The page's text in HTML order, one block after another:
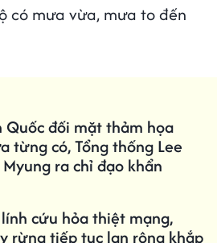
có mưa vừa, mưa to đến
Quốc đối mặt thảm họa
từng có, Tổng thống Lee
ra chỉ đạo khẩn
cứu hỏa thiệt mạng,
rừng tiếp tục lan rộng khắp